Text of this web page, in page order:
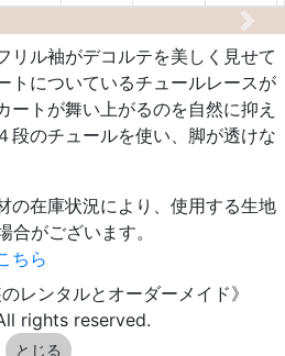
Next
リル袖がデコルテを美しく見せて
トについているチュールレースが
ートが舞い上がるのを自然に抑え
段のチュールを使い、脚が透けな
の在庫状況により、使用する生地
がございます。
ちら
レンタルとオーダーメイド》
rights reserved.
とじる